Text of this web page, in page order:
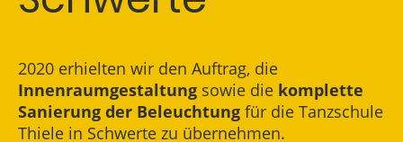
2020 erhielten wir den Auftrag, die
Innenraumgestaltung sowie die komplette
Sanierung der Beleuchtung für die Tanzschule
Thiele in Schwerte zu übernehmen.